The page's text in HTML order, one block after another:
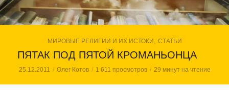
МИРОВЫЕ РЕЛИГИИ И ИХ ИСТОКИ СТАТЬИ
ПЯТАК ПОД ПЯТОЙ КРОМАНЬОНЦА
25.12.2011 Олег Котов 1 611 просмотров 29 минут на чтение